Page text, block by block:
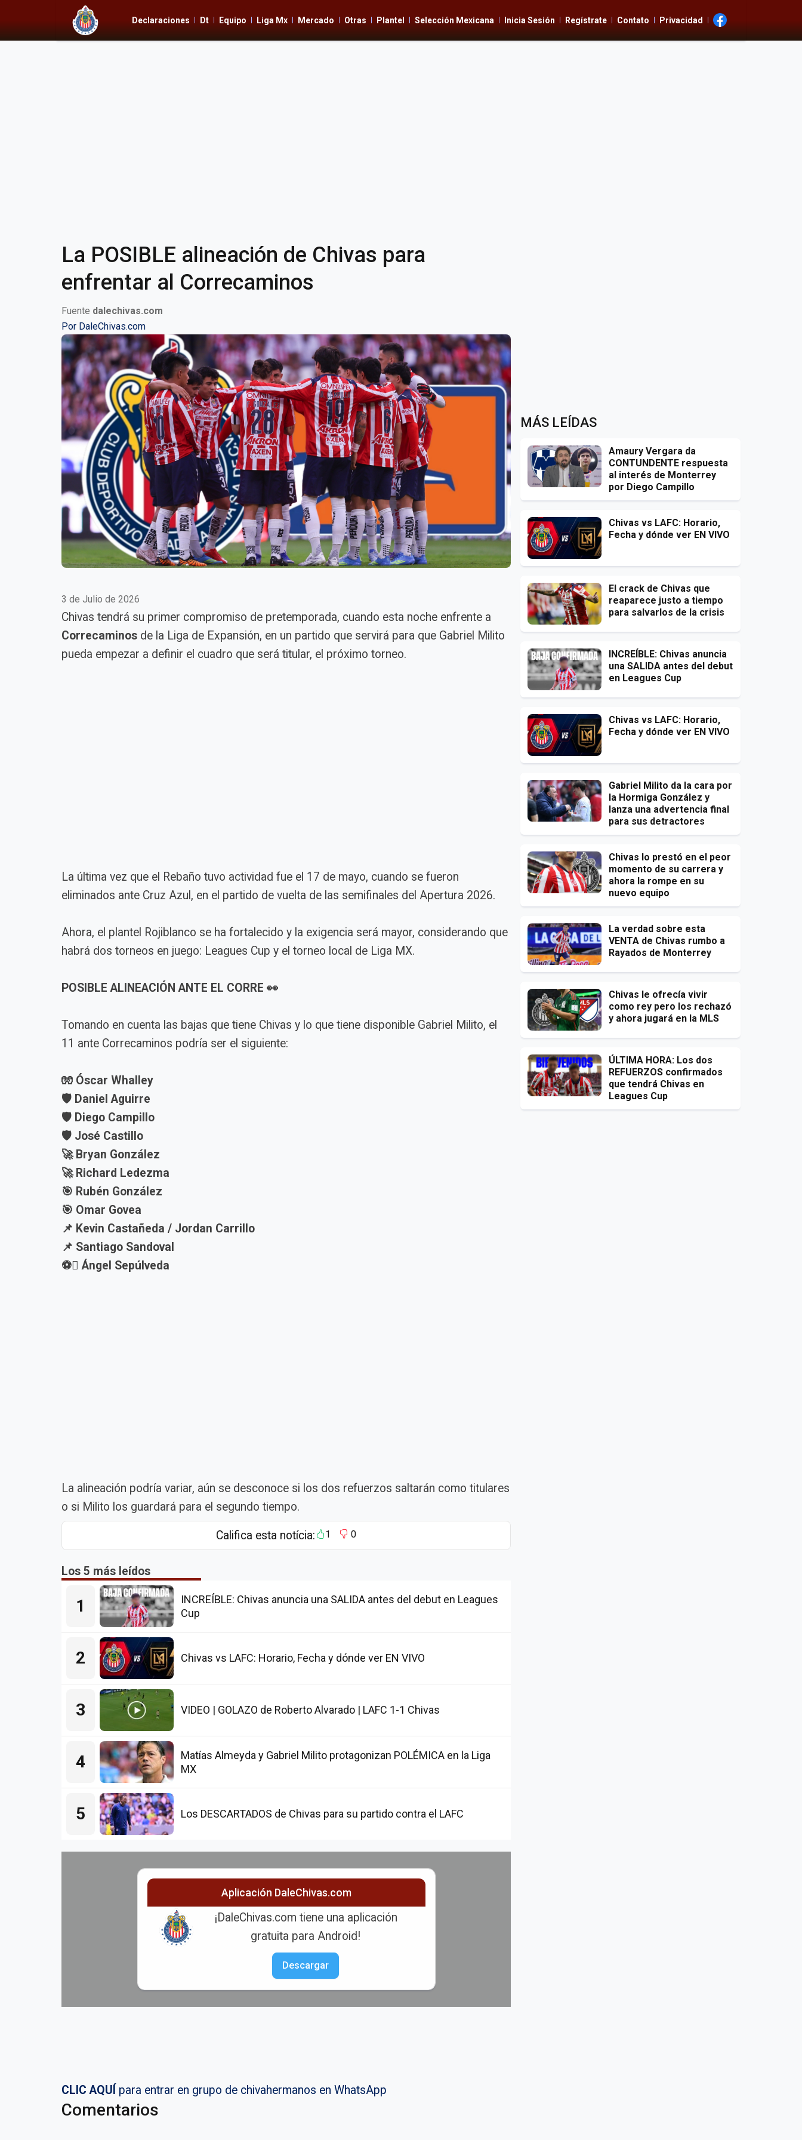
Declaraciones Dt Equipo Liga Mx Mercado Otras Plantel Selección Mexicana Inicia Sesión Regístrate Contato Privacidad
La POSIBLE alineación de Chivas para
enfrentar al Correcaminos
Fuente dalechivas.com
Por DaleChivas.com
3 de Julio de 2026
Chivas tendrá su primer compromiso de pretemporada, cuando esta noche enfrente a
Correcaminos de la Liga de Expansión, en un partido que servirá para que Gabriel Milito
pueda empezar a definir el cuadro que será titular, el próximo torneo.
La última vez que el Rebaño tuvo actividad fue el 17 de mayo, cuando se fueron
eliminados ante Cruz Azul, en el partido de vuelta de las semifinales del Apertura 2026.
Ahora, el plantel Rojiblanco se ha fortalecido y la exigencia será mayor, considerando que
habrá dos torneos en juego: Leagues Cup y el torneo local de Liga MX.
POSIBLE ALINEACIÓN ANTE EL CORRE 👀
Tomando en cuenta las bajas que tiene Chivas y lo que tiene disponible Gabriel Milito, el
11 ante Correcaminos podría ser el siguiente:
🧤 Óscar Whalley
🛡️ Daniel Aguirre
🛡️ Diego Campillo
🛡️ José Castillo
🚀 Bryan González
🚀 Richard Ledezma
🎯 Rubén González
🎯 Omar Govea
📌 Kevin Castañeda / Jordan Carrillo
📌 Santiago Sandoval
⚽ Ángel Sepúlveda
La alineación podría variar, aún se desconoce si los dos refuerzos saltarán como titulares
o si Milito los guardará para el segundo tiempo.
Califica esta notícia: 1 0
Los 5 más leídos
1
INCREÍBLE: Chivas anuncia una SALIDA antes del debut en Leagues
Cup
2 Chivas vs LAFC: Horario, Fecha y dónde ver EN VIVO
3 VIDEO | GOLAZO de Roberto Alvarado | LAFC 1-1 Chivas
4
Matías Almeyda y Gabriel Milito protagonizan POLÉMICA en la Liga
MX
5 Los DESCARTADOS de Chivas para su partido contra el LAFC
Aplicación DaleChivas.com
¡DaleChivas.com tiene una aplicación
gratuita para Android!
Descargar
CLIC AQUÍ para entrar en grupo de chivahermanos en WhatsApp
Comentarios
MÁS LEÍDAS
Amaury Vergara da
CONTUNDENTE respuesta
al interés de Monterrey
por Diego Campillo
Chivas vs LAFC: Horario,
Fecha y dónde ver EN VIVO
El crack de Chivas que
reaparece justo a tiempo
para salvarlos de la crisis
INCREÍBLE: Chivas anuncia
una SALIDA antes del debut
en Leagues Cup
Chivas vs LAFC: Horario,
Fecha y dónde ver EN VIVO
Gabriel Milito da la cara por
la Hormiga González y
lanza una advertencia final
para sus detractores
Chivas lo prestó en el peor
momento de su carrera y
ahora la rompe en su
nuevo equipo
La verdad sobre esta
VENTA de Chivas rumbo a
Rayados de Monterrey
Chivas le ofrecía vivir
como rey pero los rechazó
y ahora jugará en la MLS
ÚLTIMA HORA: Los dos
REFUERZOS confirmados
que tendrá Chivas en
Leagues Cup